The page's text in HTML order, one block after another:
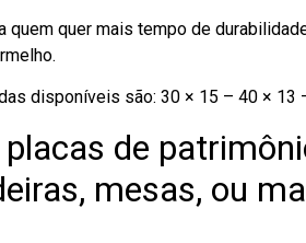
quem quer mais tempo de
disponíveis são: 30 × 15 – 40 ×
de
mesas, ou